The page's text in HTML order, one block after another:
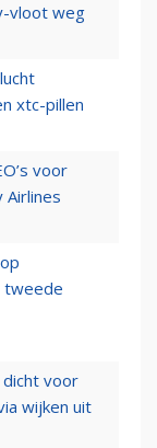
vloot weg
xtc-pillen
voor
Airlines
tweede
dicht voor
wijken uit